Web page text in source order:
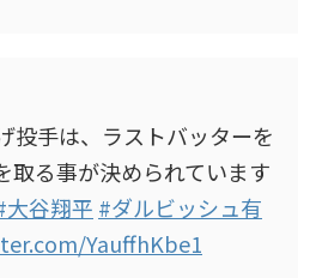
投手は、ラストバッターを
取る事が決められています
大谷翔平 #ダルビッシュ有
YauffhKbe1